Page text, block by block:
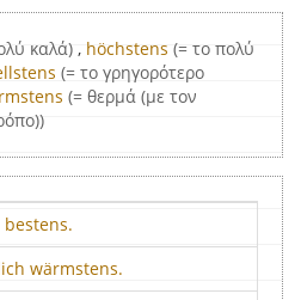
καλά) , höchstens (= το πολύ
(= το γρηγορότερο
(= θερμά (με τον
wärmstens.